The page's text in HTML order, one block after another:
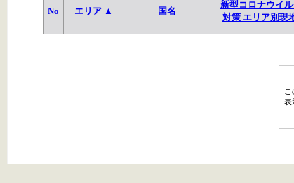
No エリア ▲ 国名
新型コロナウイ
対策 エリア別現
表